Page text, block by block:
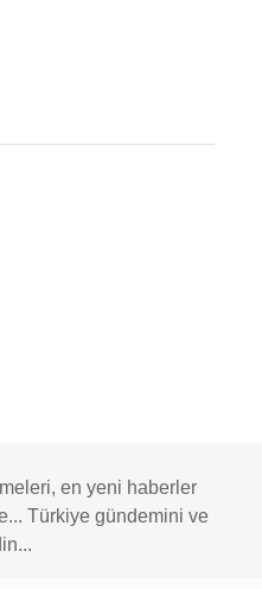
en yeni haberler
Türkiye gündemini ve